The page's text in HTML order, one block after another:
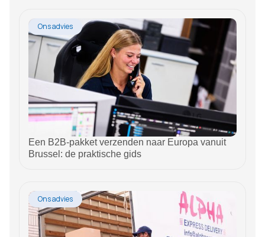
Ons advies
Een B2B-pakket verzenden naar Europa vanuit
Brussel: de praktische gids
Ons advies